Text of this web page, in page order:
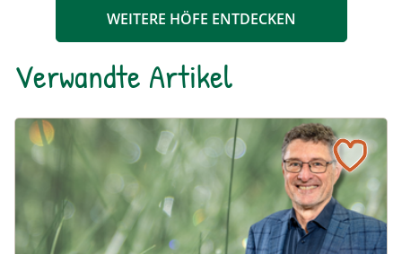
WEITERE HÖFE ENTDECKEN
Verwandte Artikel
Naturmagazin: Mit Daten für die Vielfalt: Interview mit
Mit Daten für die Vielfalt: Interview mit Michael Jungmeier